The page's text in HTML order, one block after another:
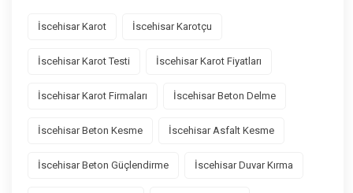
İscehisar Karot İscehisar Karotçu
İscehisar Karot Testi İscehisar Karot Fiyatları
İscehisar Karot Firmaları İscehisar Beton Delme
İscehisar Beton Kesme İscehisar Asfalt Kesme
İscehisar Beton Güçlendirme İscehisar Duvar Kırma